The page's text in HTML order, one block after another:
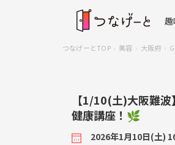
趣
つなげーとTOP 美容 大阪府
【1/10(土)大阪難
健康講座！🌿
2026年1月10日(土)